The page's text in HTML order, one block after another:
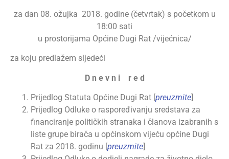
za dan 08. ožujka 2018. godine (četvrtak) s početkom u
18:00 sati
u prostorijama Općine Dugi Rat /vijećnica/
za koju predlažem sljedeći
D n e v n i r e d
Prijedlog Statuta Općine Dugi Rat [preuzmite]
Prijedlog Odluke o raspoređivanju sredstava za
financiranje političkih stranaka i članova izabranih s
liste grupe birača u općinskom vijeću općine Dugi
Rat za 2018. godinu [preuzmite]